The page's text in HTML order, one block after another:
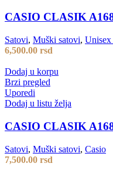
CASIO CLASIK
Satovi, Muški satovi, Unisex
6,500.00 rsd
Dodaj u korpu
Brzi pregled
Uporedi
Dodaj u listu želja
CASIO CLASIK
Satovi, Muški satovi, Casio
7,500.00 rsd